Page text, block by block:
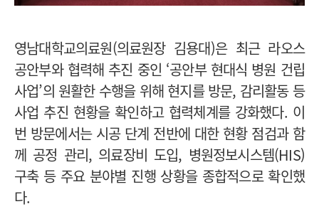
영남대학교의료원(의료원장 김용대)은 최근 라오스
공안부와 협력해 추진 중인 ‘공안부 현대식 병원 건립
사업’의 원활한 수행을 위해 현지를 방문, 감리활동 등
사업 추진 현황을 확인하고 협력체계를 강화했다. 이
번 방문에서는 시공 단계 전반에 대한 현황 점검과 함
께 공정 관리, 의료장비 도입, 병원정보시스템(HIS)
구축 등 주요 분야별 진행 상황을 종합적으로 확인했
다.